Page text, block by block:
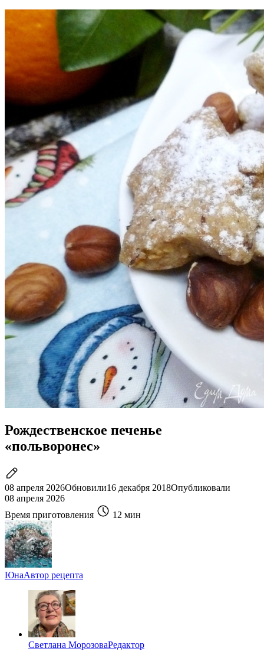
Рождественское печенье
«польворонес»
08 апреля 2026Обновили16 декабря 2018Опубликовали
08 апреля 2026
Время приготовления
12 мин
ЮнаАвтор рецепта
Светлана МорозоваРедактор